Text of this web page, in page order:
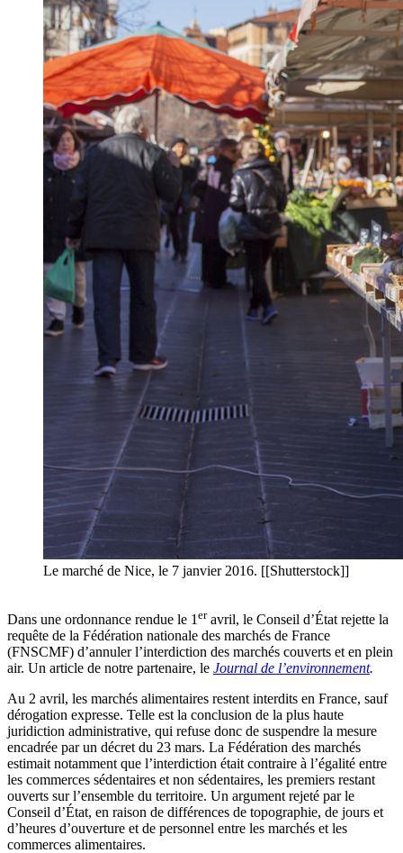
Le marché de Nice, le 7 janvier 2016. [[Shutterstock]]
Dans une ordonnance rendue le 1 eravril, le Conseil d’État rejette la
requête de la Fédération nationale des marchés de France
(FNSCMF) d’annuler l’interdiction des marchés couverts et en plein
air. Un article de notre partenaire, le Journal de l’environnement.
Au 2 avril, les marchés alimentaires restent interdits en France, sauf
dérogation expresse. Telle est la conclusion de la plus haute
juridiction administrative, qui refuse donc de suspendre la mesure
encadrée par un décret du 23 mars. La Fédération des marchés
estimait notamment que l’interdiction était contraire à l’égalité entre
les commerces sédentaires et non sédentaires, les premiers restant
ouverts sur l’ensemble du territoire. Un argument rejeté par le
Conseil d’État, en raison de différences de topographie, de jours et
d’heures d’ouverture et de personnel entre les marchés et les
commerces alimentaires.